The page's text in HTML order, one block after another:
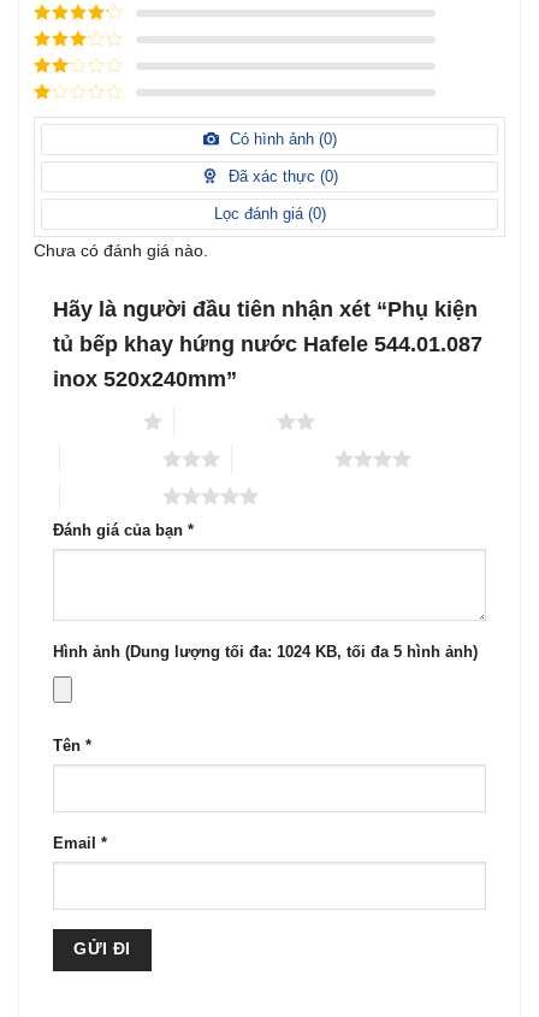
Được xếp
hạng
5
5
sao
Được xếp
hạng
4
5
sao
Được
xếp
hạng3
5 sao
Được
hạng
sao
Được
hạng
1
sao
Có hình ảnh (0)
Đã xác thực (0)
Lọc đánh giá (0)
Chưa có đánh giá nào.
Hãy là người đầu tiên nhận xét “Phụ kiện
tủ bếp khay hứng nước Hafele 544.01.087
inox 520x240mm”
Đánh giá của bạn *
Hình ảnh (Dung lượng tối đa: 1024 KB, tối đa 5 hình ảnh)
Tên *
Email *